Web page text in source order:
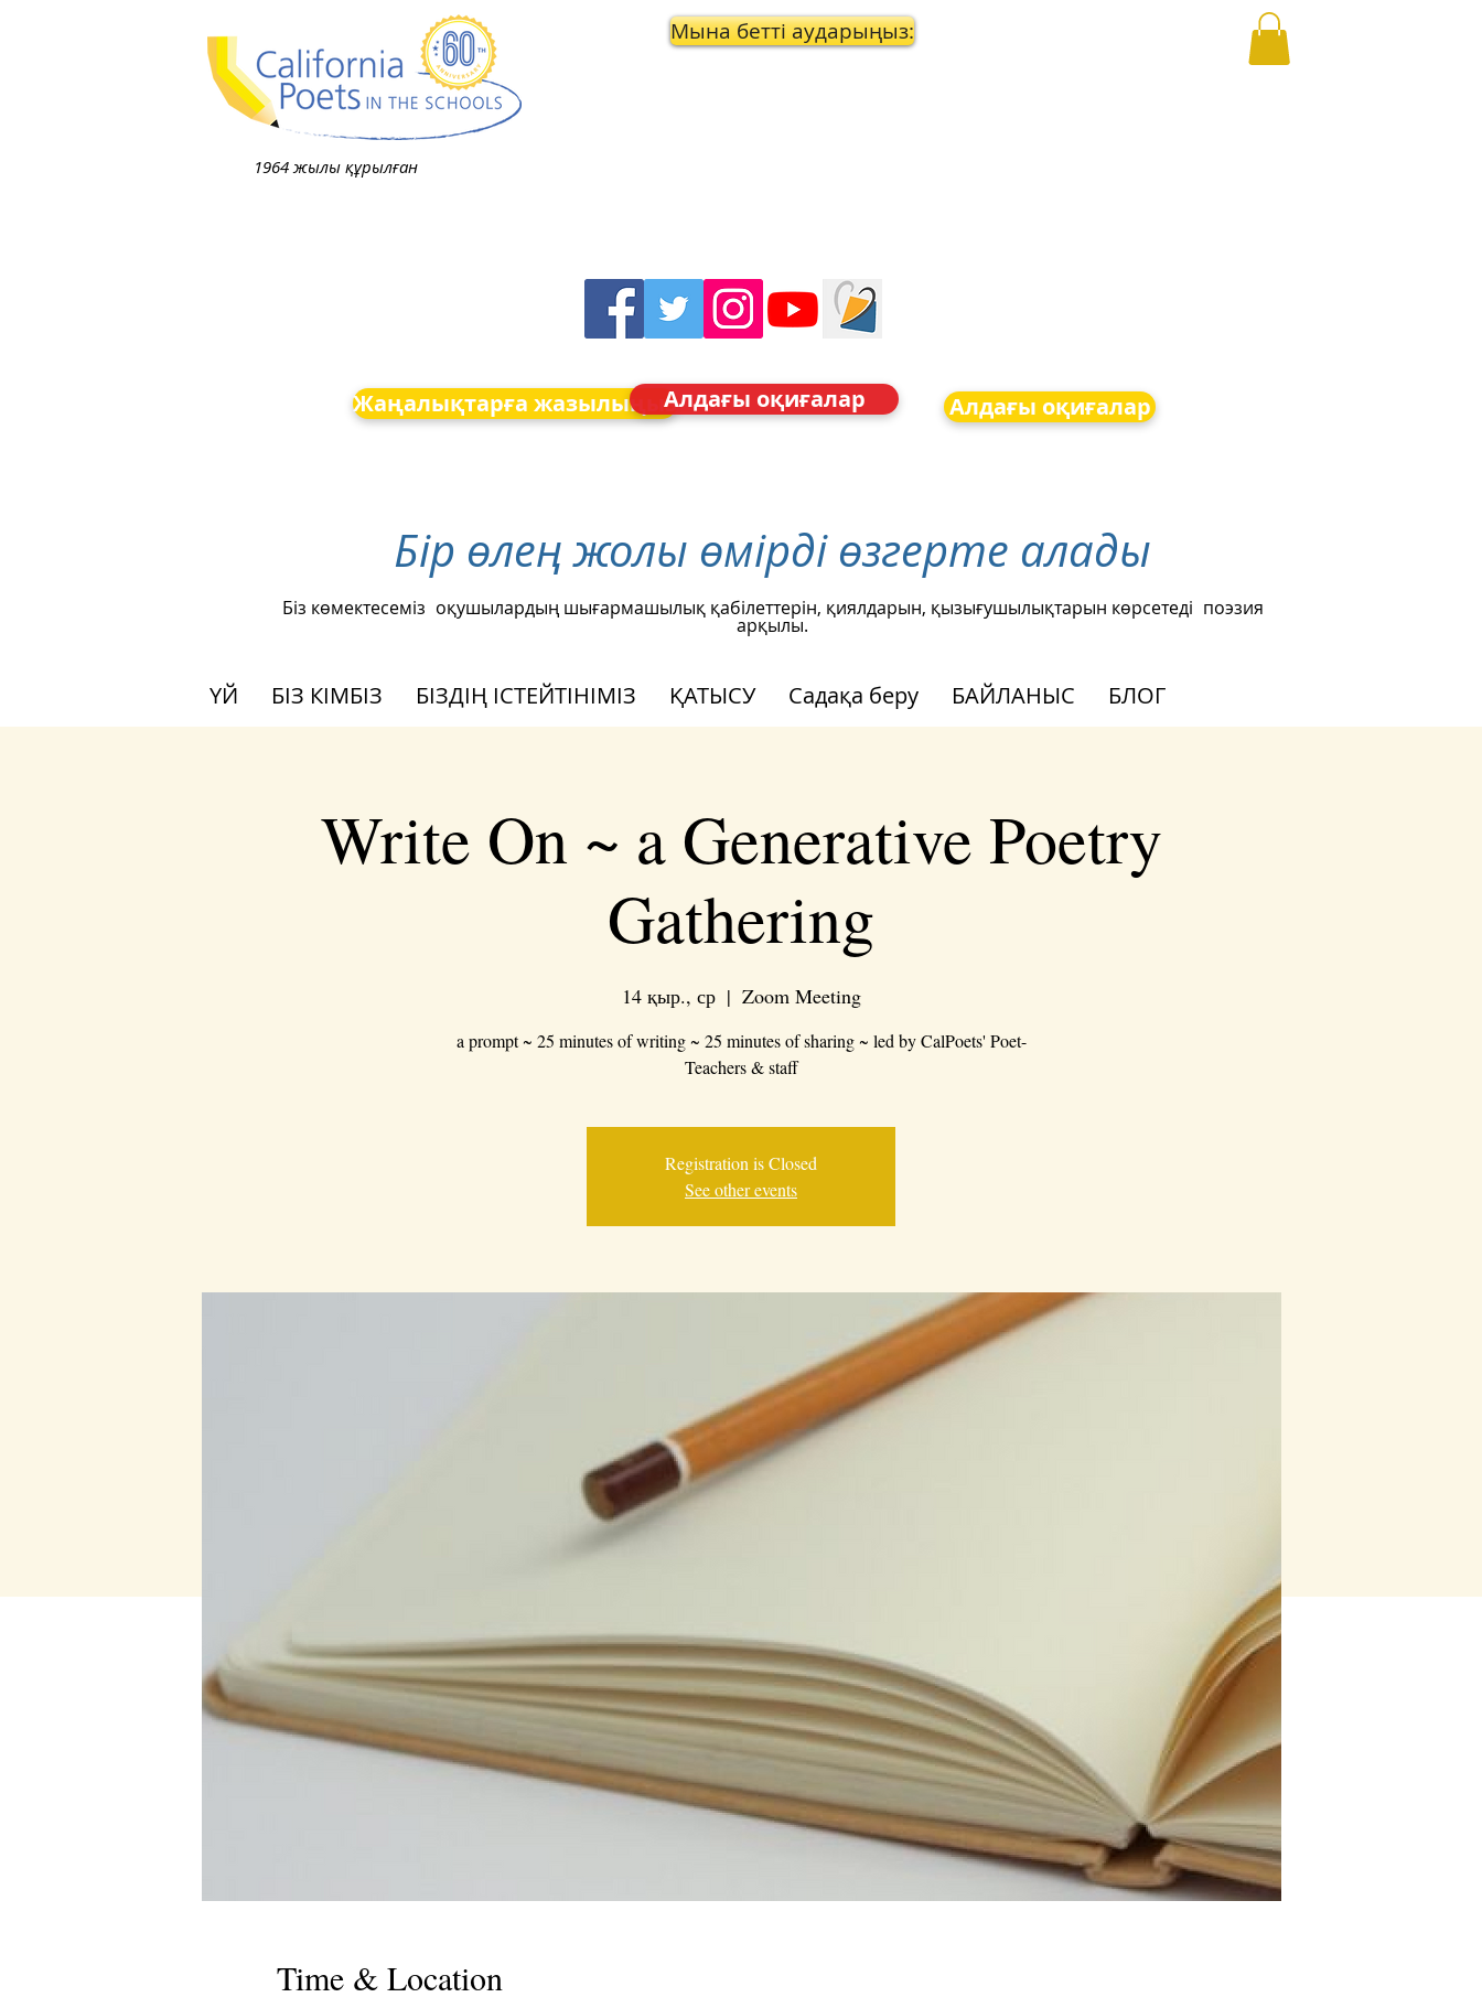
1964 жылы құрылған
Мына бетті аударыңыз:
Жаңалықтарға жазылыңызАлдағы оқиғалар Алдағы оқиғалар
Бір өлең жолы өмірді өзгерте алады
Біз көмектесеміз оқушылардың шығармашылық қабілеттерін, қиялдарын, қызығушылықтарын көрсетеді поэзия
арқылы.
ҮЙ БІЗ КІМБІЗ БІЗДІҢ ІСТЕЙТІНІМІЗ ҚАТЫСУ Садақа беру БАЙЛАНЫС БЛОГ
Write On ~ a Generative Poetry
Gathering
14 қыр., ср
  |
Zoom Meeting
a prompt ~ 25 minutes of writing ~ 25 minutes of sharing ~ led by CalPoets' Poet-
Teachers & staff
Registration is Closed
See other events
Time & Location